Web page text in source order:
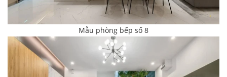
Mẫu phòng bếp số 8